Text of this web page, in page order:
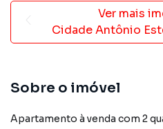
Ver mais
Cidade Antônio
Sobre o imóvel
Apartamento à venda com 2